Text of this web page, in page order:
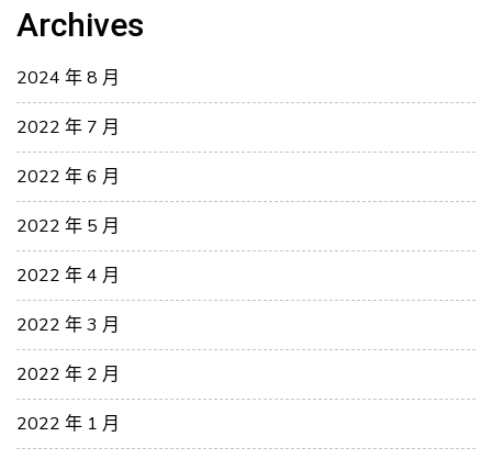
Archives
2024 年 8 月
2022 年 7 月
2022 年 6 月
2022 年 5 月
2022 年 4 月
2022 年 3 月
2022 年 2 月
2022 年 1 月